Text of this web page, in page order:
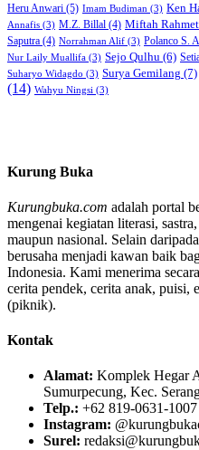
Heru Anwari (5) Imam Budiman (3) Ken
Annafis (3) M.Z. Billal (4) Miftah Rahmet
Saputra (4) Norrahman Alif (3) Polanco S.
Nur Laily Muallifa (3) Sejo Qulhu (6)
Suharyo Widagdo (3) Surya Gemilang (7)
(14) Wahyu Ningsi (3)
Kurung Buka
Kurungbuka.com adalah portal
mengenai kegiatan literasi,
maupun nasional. Selain
berusaha menjadi kawan baik
Indonesia. Kami menerima
cerita pendek, cerita anak, puisi,
(piknik).
Kontak
Alamat: Komplek Hegar
Sumurpecung, Kec.
Telp.: +62 819-0631-1007
Instagram:
Surel: